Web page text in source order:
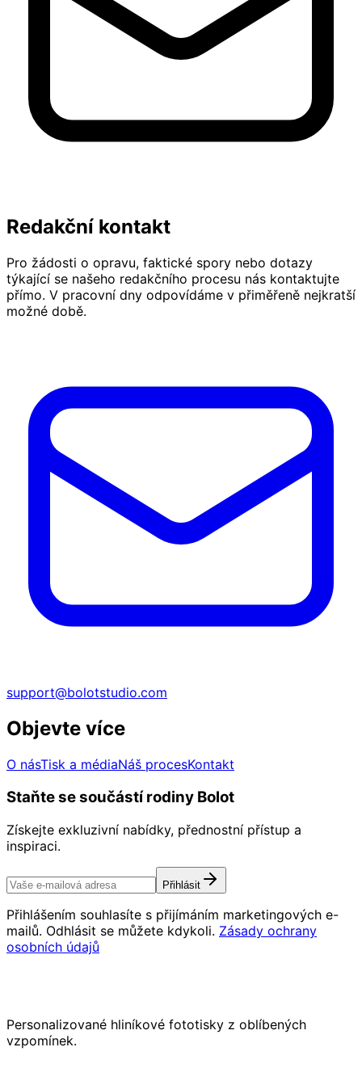
Redakční kontakt
Pro žádosti o opravu, faktické spory nebo dotazy
týkající se našeho redakčního procesu nás kontaktujte
přímo. V pracovní dny odpovídáme v přiměřeně nejkratší
možné době.
support@bolotstudio.com
Objevte více
O násTisk a médiaNáš procesKontakt
Staňte se součástí rodiny Bolot
Získejte exkluzivní nabídky, přednostní přístup a
inspiraci.
Přihlásit
Přihlášením souhlasíte s přijímáním marketingových e-
mailů. Odhlásit se můžete kdykoli. Zásady ochrany
osobních údajů
Personalizované hliníkové fototisky z oblíbených
vzpomínek.